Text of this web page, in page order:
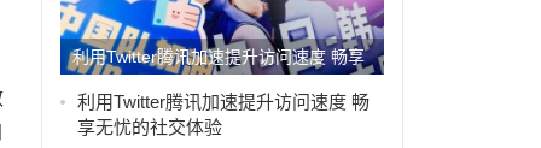
利用Twitter腾讯加速提升访问速度 畅享
无忧的社交体验
利用Twitter腾讯加速提升访问速度 畅
享无忧的社交体验